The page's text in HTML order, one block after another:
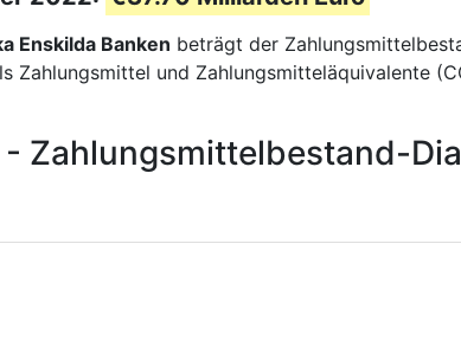
Enskilda Banken beträgt der
Zahlungsmittel und Zahlungsmitteläquivalente
Zahlungsmittelbestand-